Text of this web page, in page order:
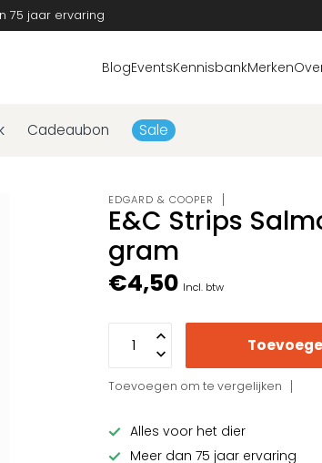
75 jaar ervaring
BlogEventsKennisbankMerken
Cadeaubon Sale
EDGARD & COOPER
E&C Strips
gram
€4,50 Incl. btw
Toevoegen om te vergelijken
Alles voor het dier
Meer dan 75 jaar ervaring